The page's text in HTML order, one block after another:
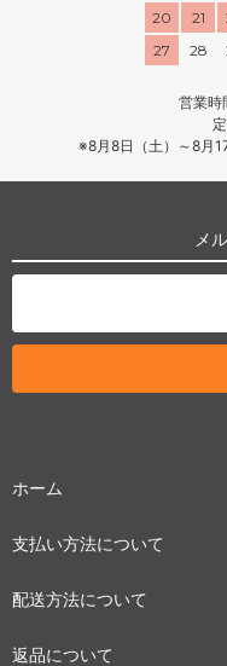
20
21
27
28
営業時
※8月8日（土）～8月
メ
ホーム
支払い方法について
配送方法について
返品について